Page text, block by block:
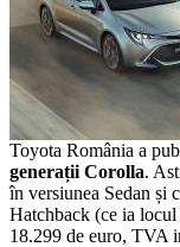
Toyota România a
generații Corolla.
în versiunea Sedan și
Hatchback (ce ia
18.299 de euro, TVA